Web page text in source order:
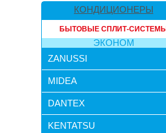
КОНДИЦИОНЕРЫ
БЫТОВЫЕ СПЛИТ-СИСТЕМЫ
ЭКОНОМ
ZANUSSI
MIDEA
DANTEX
KENTATSU